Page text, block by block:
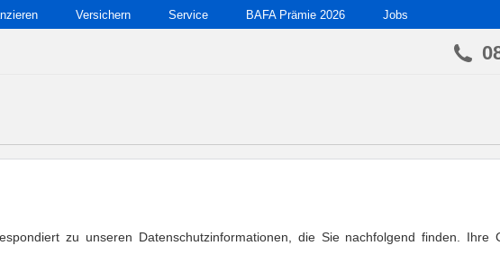
Versichern Service BAFA Prämie 2026 Jobs
zu unseren Datenschutzinformationen, die Sie nachfolgend finden. Ihre